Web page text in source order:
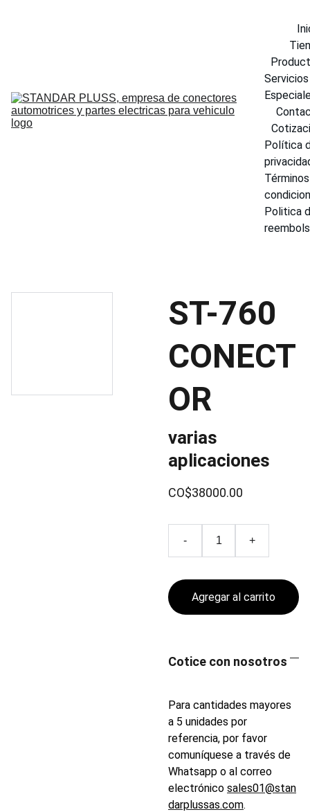
Servicios
Política
Politica
ST-760
CONECT
OR
varias
aplicaciones
CO$38000.00
- +
Agregar al carrito
Cotice con nosotros
Para cantidades mayores
a 5 unidades por
referencia, por favor
comuníquese a través de
Whatsapp o al correo
electrónico sales01@stan
darplussas.com.